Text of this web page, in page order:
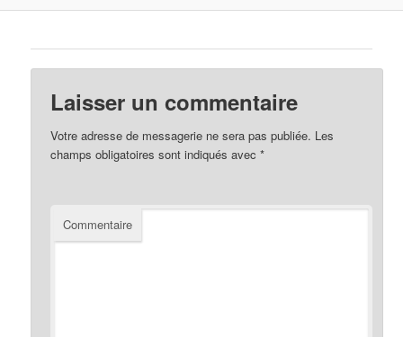
Laisser un commentaire
Votre adresse de messagerie ne sera pas publiée. Les
champs obligatoires sont indiqués avec*
Commentaire